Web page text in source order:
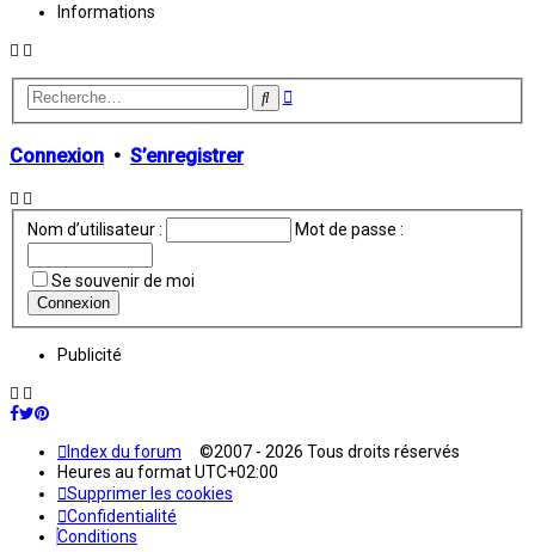
Informations
Rechercher
Recherche
Connexion • S’enregistrer
Nom d’utilisateur : Mot de passe :
Se souvenir de moi
Publicité
Index du forum ©2007 - 2026 Tous droits réservés
Heures au formatUTC+02:00
Supprimer les cookies
Confidentialité
Conditions